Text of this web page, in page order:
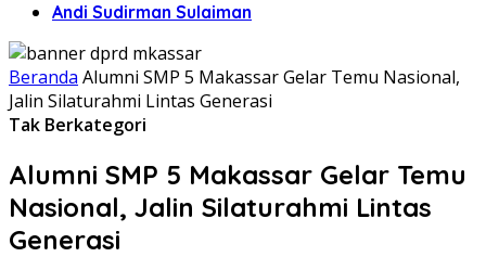
Andi Sudirman Sulaiman
Beranda Alumni SMP 5 Makassar Gelar Temu Nasional,
Jalin Silaturahmi Lintas Generasi
Tak Berkategori
Alumni SMP 5 Makassar Gelar Temu
Nasional, Jalin Silaturahmi Lintas
Generasi